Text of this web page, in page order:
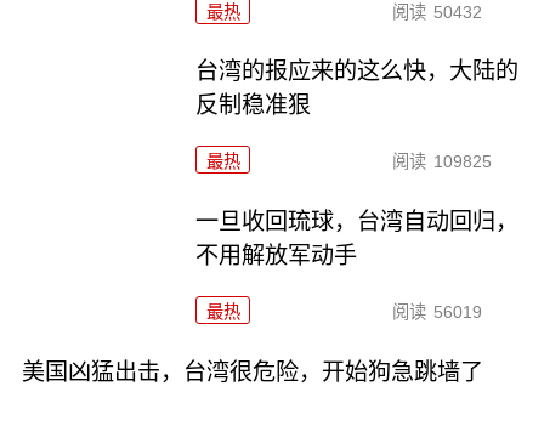
最热 阅读 50432
台湾的报应来的这么快，大陆的
反制稳准狠
最热 阅读 109825
一旦收回琉球，台湾自动回归，
不用解放军动手
最热 阅读 56019
美国凶猛出击，台湾很危险，开始狗急跳墙了